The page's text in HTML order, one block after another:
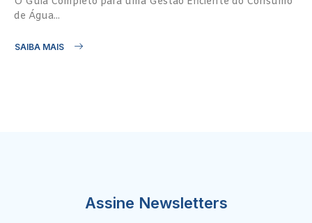
de Água...
SAIBA MAIS
Assine Newsletters